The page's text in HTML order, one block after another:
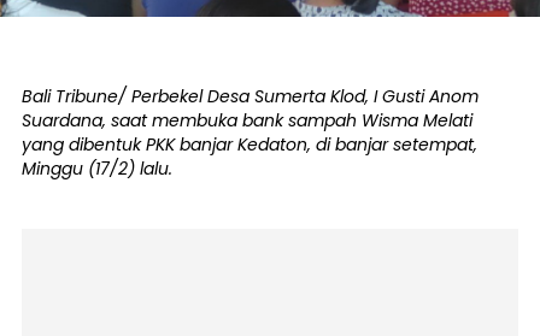
Bali Tribune/ Perbekel Desa Sumerta Klod, I Gusti Anom
Suardana, saat membuka bank sampah Wisma Melati
yang dibentuk PKK banjar Kedaton, di banjar setempat,
Minggu (17/2) lalu.